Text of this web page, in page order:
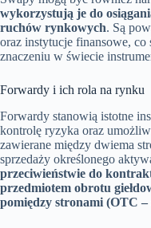
wykorzystują je do
ruchów rynkowych. Są
oraz instytucje finansowe,
znaczeniu w świecie
Forwardy i ich rola na rynku
Forwardy stanowią istotne
kontrolę ryzyka oraz
zawierane między dwiema
sprzedaży określonego
przeciwieństwie do
przedmiotem obrotu
pomiędzy stronami (OTC